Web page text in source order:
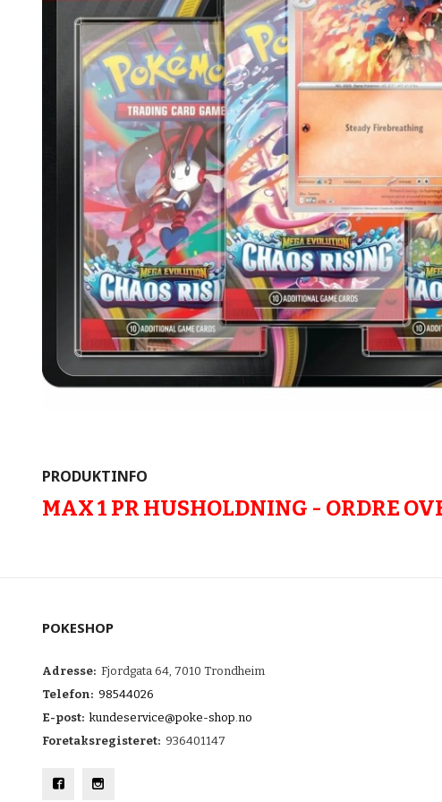
PRODUKTINFO
MAX 1 PR HUSHOLDNING - ORDRE
POKESHOP
Adresse: Fjordgata 64, 7010 Trondheim
Telefon: 98544026
E-post: kundeservice@poke-shop.no
Foretaksregisteret: 936401147